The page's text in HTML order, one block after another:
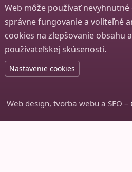
Web môže používať
správne fungovanie a voliteľné
cookies na zlepšovanie obsahu a
používateľskej skúsenosti.
Nastavenie cookies
Web design, tvorba webu a SEO –